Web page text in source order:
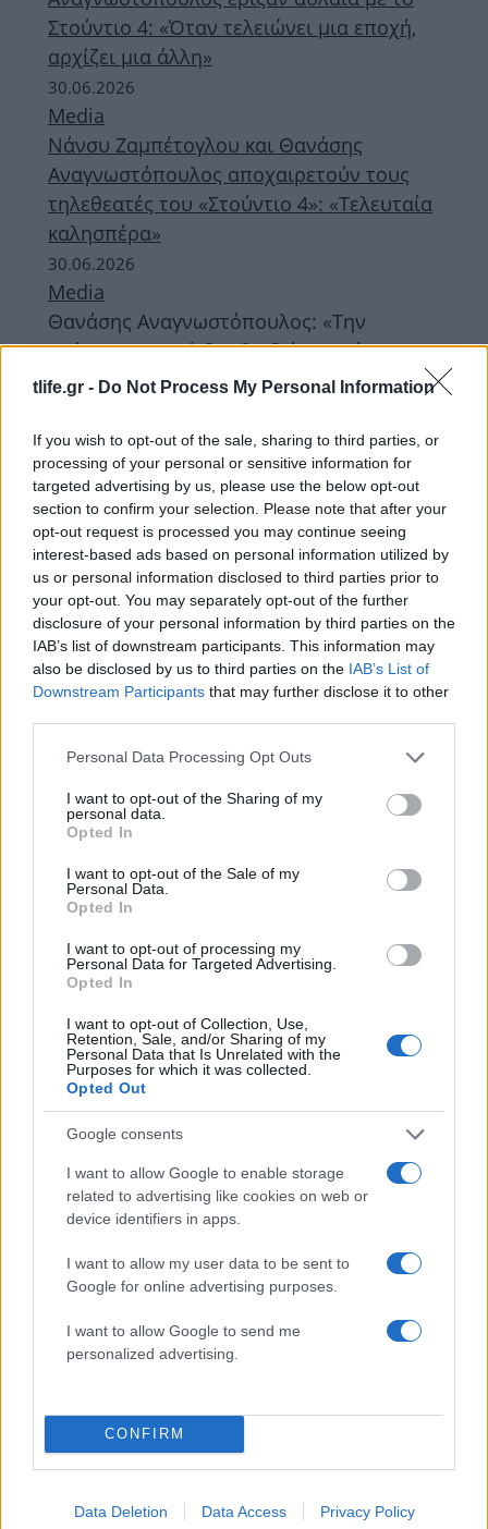
tlife.gr - Do Not Process My Personal Information
If you wish to opt-out of the sale, sharing to third parties, or
processing of your personal or sensitive information for
targeted advertising by us, please use the below opt-out
section to confirm your selection. Please note that after your
opt-out request is processed you may continue seeing
interest-based ads based on personal information utilized by
us or personal information disclosed to third parties prior to
your opt-out. You may separately opt-out of the further
disclosure of your personal information by third parties on the
IAB’s list of downstream participants. This information may
also be disclosed by us to third parties on the IAB’s List of
Downstream Participants that may further disclose it to other
Please note that this website/app uses one or more Google
not limited to your visit or usage behaviour. You may click to
grant or deny consent to Google and its third-party tags to
use your data for below specified purposes in below Google
consent section.
Personal Data Processing Opt Outs
I want to opt-out of the Sharing of my
personal data.
Opted In
I want to opt-out of the Sale of my
Personal Data.
Opted In
I want to opt-out of processing my
Personal Data for Targeted Advertising.
Opted In
I want to opt-out of Collection, Use,
Retention, Sale, and/or Sharing of my
Personal Data that Is Unrelated with the
Purposes for which it was collected.
Opted Out
Google consents
I want to allow Google to enable storage
related to advertising like cookies on web or
device identifiers in apps.
I want to allow my user data to be sent to
Google for online advertising purposes.
I want to allow Google to send me
personalized advertising.
CONFIRM
Data Deletion Data Access Privacy Policy
Στούντιο 4: «Όταν τελειώνει μια εποχή,
αρχίζει μια άλλη»
30.06.2026
Media
Νάνσυ Ζαμπέτογλου και Θανάσης
Αναγνωστόπουλος αποχαιρετούν τους
τηλεθεατές του «Στούντιο 4»: «Τελευταία
καλησπέρα»
30.06.2026
Media
Θανάσης Αναγνωστόπουλος: «Την
επόμενη χρονιά δεν θα δείτε καμία
σχεδόν αλλαγή, θα είναι σχεδόν η
ΔΙΑΦΗΜΙΣΗ
Στούντιο 4 – Θανάσης Αναγνωστόπουλος:
«Αυτή είναι η τελευταία μας Παρασκευή
εδώ στην ΕΡΤ»
26.06.2026
Θανάσης Αναγνωστόπουλος: «Θα πρέπει
να τελειώσει η εκπομπή για να μπορώ να
μιλήσω, ακούω πολλά»
04.06.2026byΓεωργια Τσιντζα
Media
Γενέθλια τη Νάνσυ Ζαμπέτογλου – Η
έκπληξη τον συνεργατών της στον αέρα
του Στούντιο 4
03.06.2026
Media
Θανάσης Αναγνωστόπουλος: «Από πέρσι
έλεγαν ότι φτιάχνουμε βαλίτσες – Έχω
03.05.2026
Media
σενάρια μετακίνησης στον ΣΚΑΪ: «Νιώθω
αμήχανα όταν συζητάνε και για μας οι